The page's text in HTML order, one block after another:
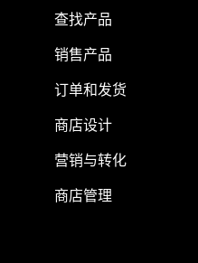
查找产品
销售产品
订单和发货
商店设计
营销与转化
商店管理